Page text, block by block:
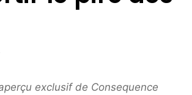
exclusif de Consequence